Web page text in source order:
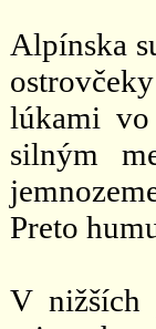
Alpínska
lúkami
silným
Preto
V nižších